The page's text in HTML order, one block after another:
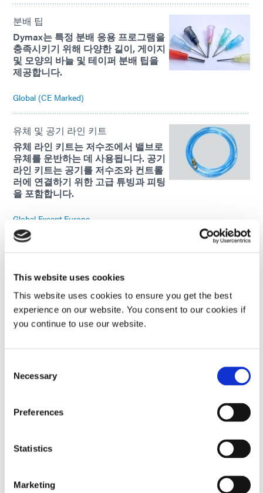
This website uses cookies
This website uses cookies to ensure you get the best
experience on our website. You consent to our cookies if
you continue to use our website.
Selection
Necessary
Preferences
Statistics
Marketing
분배 팁
Dymax는 특정 분배 응용 프로그램을
충족시키기 위해 다양한 길이, 게이지
및 모양의 바늘 및 테이퍼 분배 팁을
제공합니다.
Global (CE Marked)
유체 및 공기 라인 키트
유체 라인 키트는 저수조에서 밸브로
유체를 운반하는 데 사용됩니다. 공기
라인 키트는 공기를 저수조와 컨트롤
러에 연결하기 위한 고급 튜빙과 피팅
을 포함합니다.
Global Except Europe
탠드는 표면을 깨끗하고 정리하는 데
이상적입니다. 분배 밸브를 쉽게 장착
하여 벤치탑 시스템에서 사용할 수 있
습니다. 실험실 표준은 높이가 24인치
이고 알루미늄으로 만들어졌습니다.
주사기 분배기 액세서리
구축하는 데 필요한 액세서리. 부품에
포함됩니다.